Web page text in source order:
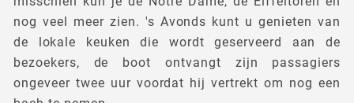
nog veel meer zien. 's Avonds kunt u genieten van
de lokale keuken die wordt geserveerd aan de
bezoekers, de boot ontvangt zijn passagiers
ongeveer twee uur voordat hij vertrekt om nog een